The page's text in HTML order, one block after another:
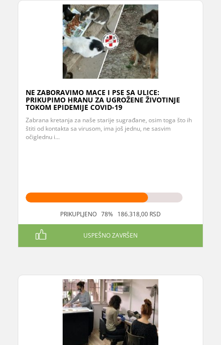
NE ZABORAVIMO MACE I PSE SA ULICE:
PRIKUPIMO HRANU ZA UGROŽENE ŽIVOTINJE
TOKOM EPIDEMIJE COVID-19
Zabrana kretanja za naše starije sugrađane, osim toga što ih
štiti od kontakta sa virusom, ima još jednu, ne sasvim
očiglednu i...
PRIKUPLJENO 78% 186.318,00 RSD
USPEŠNO ZAVRŠEN